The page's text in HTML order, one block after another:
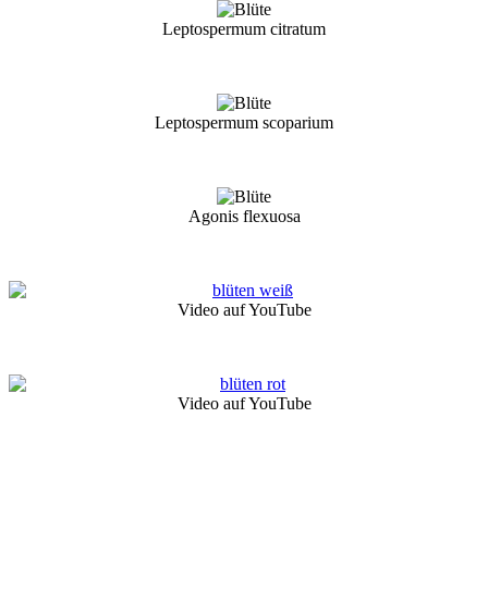
Leptospermum citratum
Leptospermum scoparium
Agonis flexuosa
Video auf YouTube
Video auf YouTube